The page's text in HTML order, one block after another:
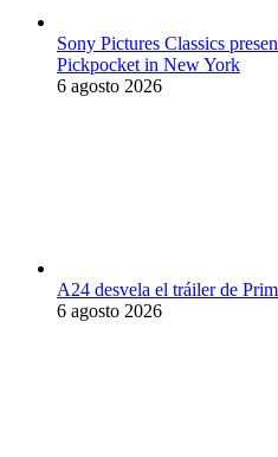
Sony Pictures Classics
Pickpocket in New York
6 agosto 2026
A24 desvela el tráiler de
6 agosto 2026